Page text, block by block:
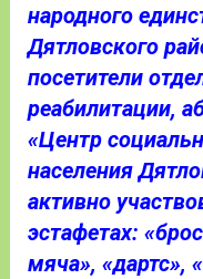
народного
Дятловского
посетители
реабилитации,
«Центр
населения
активно
эстафетах:
мяча», «дартс»,